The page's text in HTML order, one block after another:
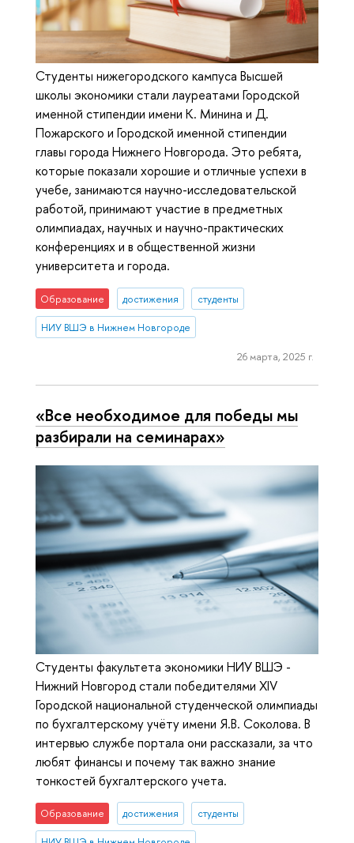
Студенты нижегородского кампуса Высшей
школы экономики стали лауреатами Городской
именной стипендии имени К. Минина и Д.
Пожарского и Городской именной стипендии
главы города Нижнего Новгорода. Это ребята,
которые показали хорошие и отличные успехи в
учебе, занимаются научно-исследовательской
работой, принимают участие в предметных
олимпиадах, научных и научно-практических
конференциях и в общественной жизни
университета и города.
Образование достижения студенты
НИУ ВШЭ в Нижнем Новгороде
26 марта, 2025 г.
«Все необходимое для победы мы
разбирали на семинарах»
Студенты факультета экономики НИУ ВШЭ -
Нижний Новгород стали победителями XIV
Городской национальной студенческой олимпиады
по бухгалтерскому учёту имени Я.В. Соколова. В
интервью службе портала они рассказали, за что
любят финансы и почему так важно знание
тонкостей бухгалтерского учета.
Образование достижения студенты